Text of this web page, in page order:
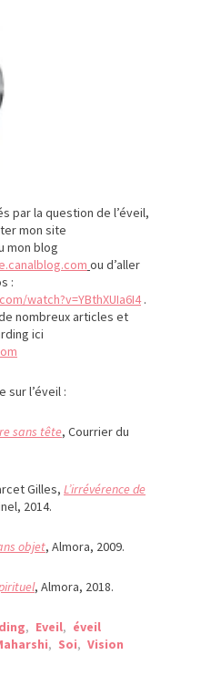
par la question de l’éveil,
mon site
mon blog
ou d’aller
:
watch?v=YBthXUIa6I4.
nombreux articles et
ici
sur l’éveil :
sans tête, Courrier du
Gilles, L’irrévérence de
2014.
objet, Almora, 2009.
, Almora, 2018.
, Eveil, éveil
, Soi, Vision